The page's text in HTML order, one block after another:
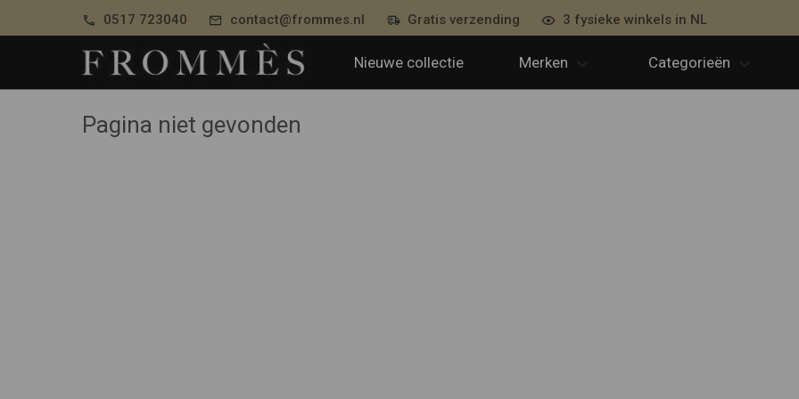
0517 723040 contact@frommes.nl Gratis verzending 3 fysieke winkels in NL
Nieuwe collectie Merken Categorieën
Pagina niet gevonden